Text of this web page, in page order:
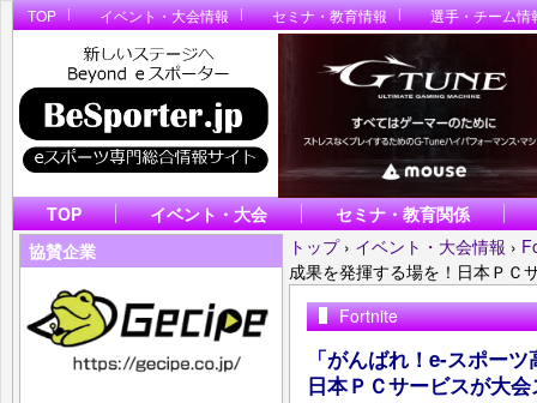
TOP イベント・大会情報 セミナ・教育情報 選手・チーム情
TOP イベント・大会
セミナ・教育関係
協賛企業
トップ › イベント・大会情報 ›
成果を発揮する場を！日本ＰＣ
Fortnite
「がんばれ！e-スポー
日本ＰＣサービスが大